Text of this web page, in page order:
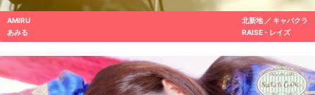
AMIRU
あみる
北新地 ／ キャバクラ
RAISE - レイズ